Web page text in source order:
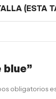
(ESTA
blue”
obligatorios